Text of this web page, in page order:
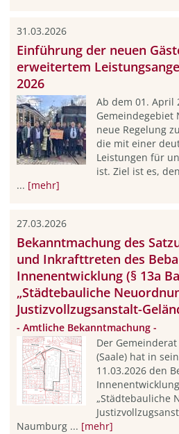
31.03.2026
Einführung der neuen
erweitertem
2026
Ab dem 01. April
Gemeindegebiet
neue Regelung
die mit einer
Leistungen für
ist. Ziel ist es,
... [mehr]
27.03.2026
Bekanntmachung des
und Inkrafttreten des
Innenentwicklung (§ 13a
„Städtebauliche
Justizvollzugsanstalt-
- Amtliche Bekanntmachung -
Der
(Saale) hat in
11.03.2026 den
„Städtebauliche
Naumburg ... [mehr]